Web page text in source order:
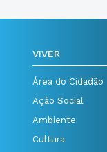
VIVER
Área do Cidadão
Ação Social
Ambiente
Cultura